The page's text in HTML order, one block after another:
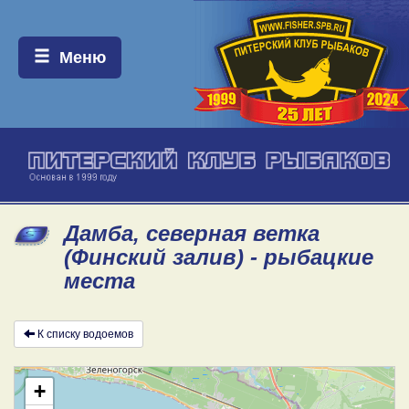
Меню:
Меню
Дамба, северная ветка
(Финский залив) - рыбацкие
места
К списку водоемов
+